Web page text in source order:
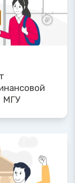
МГУ